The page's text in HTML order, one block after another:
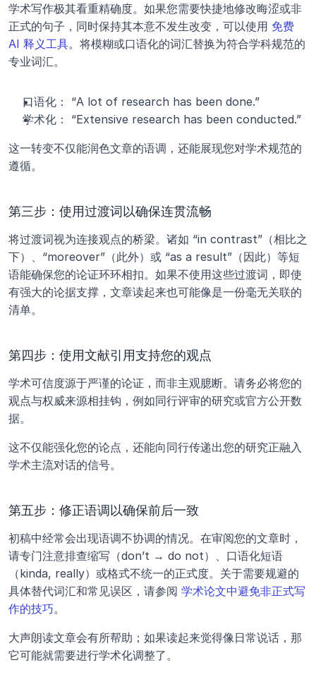
学术写作极其看重精确度。如果您需要快捷地修改晦涩或非
正式的句子，同时保持其本意不发生改变，可以使用 免费
AI 释义工具。将模糊或口语化的词汇替换为符合学科规范的
专业词汇。
口语化： “A lot of research has been done.”
学术化： “Extensive research has been conducted.”
这一转变不仅能润色文章的语调，还能展现您对学术规范的
遵循。
第三步：使用过渡词以确保连贯流畅
将过渡词视为连接观点的桥梁。诸如 “in contrast”（相比之
下）、“moreover”（此外）或 “as a result”（因此）等短
语能确保您的论证环环相扣。如果不使用这些过渡词，即使
有强大的论据支撑，文章读起来也可能像是一份毫无关联的
清单。
第四步：使用文献引用支持您的观点
学术可信度源于严谨的论证，而非主观臆断。请务必将您的
观点与权威来源相挂钩，例如同行评审的研究或官方公开数
据。
这不仅能强化您的论点，还能向同行传递出您的研究正融入
学术主流对话的信号。
第五步：修正语调以确保前后一致
初稿中经常会出现语调不协调的情况。在审阅您的文章时，
请专门注意排查缩写（don’t → do not）、口语化短语
（kinda, really）或格式不统一的正式度。关于需要规避的
具体替代词汇和常见误区，请参阅 学术论文中避免非正式写
作的技巧。
大声朗读文章会有所帮助；如果读起来觉得像日常说话，那
它可能就需要进行学术化调整了。